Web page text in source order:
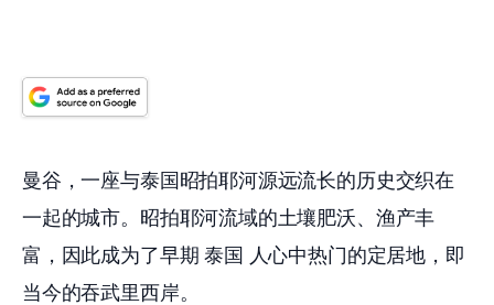
曼谷，一座与泰国昭拍耶河源远流长的历史交织在
一起的城市。昭拍耶河流域的土壤肥沃、渔产丰
富，因此成为了早期 泰国 人心中热门的定居地，即
当今的吞武里西岸。